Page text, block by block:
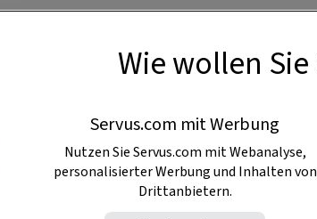
Wie wollen
Servus.com mit Werbung
Nutzen Sie Servus.com mit Webanalyse,
personalisierter Werbung und Inhalten von
Drittanbietern.